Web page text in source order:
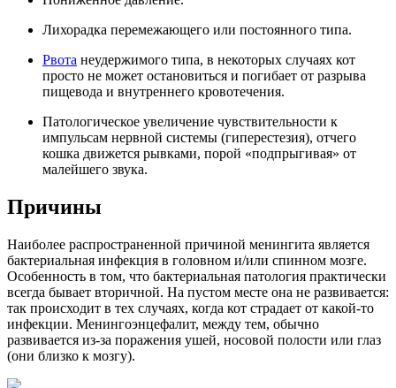
Лихорадка перемежающего или постоянного типа.
Рвота неудержимого типа, в некоторых случаях кот
просто не может остановиться и погибает от разрыва
пищевода и внутреннего кровотечения.
Патологическое увеличение чувствительности к
импульсам нервной системы (гиперестезия), отчего
кошка движется рывками, порой «подпрыгивая» от
малейшего звука.
Причины
Наиболее распространенной причиной менингита является
бактериальная инфекция в головном и/или спинном мозге.
Особенность в том, что бактериальная патология практически
всегда бывает вторичной. На пустом месте она не развивается:
так происходит в тех случаях, когда кот страдает от какой-то
инфекции. Менингоэнцефалит, между тем, обычно
развивается из-за поражения ушей, носовой полости или глаз
(они близко к мозгу).